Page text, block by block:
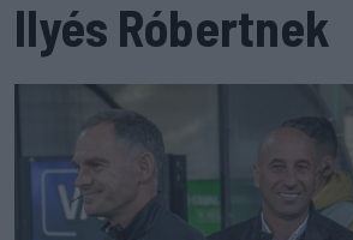
Ilyés Róbertnek